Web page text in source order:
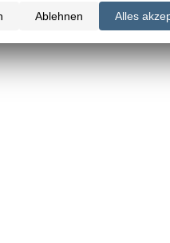
Ablehnen Alles